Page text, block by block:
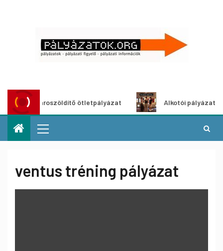
Városzöldítő ötletpályázat Alkotói pályázat
ventus tréning pályázat